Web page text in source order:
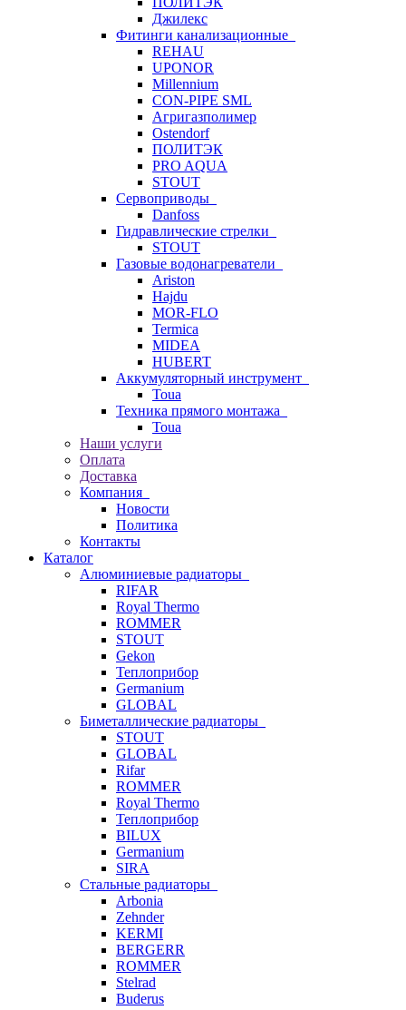
Джилекс
Фитинги канализационные
REHAU
UPONOR
Millennium
CON-PIPE SML
Агригазполимер
Ostendorf
ПОЛИТЭК
PRO AQUA
STOUT
Сервоприводы
Danfoss
Гидравлические стрелки
STOUT
Газовые водонагреватели
Ariston
Hajdu
MOR-FLO
Termica
MIDEA
HUBERT
Аккумуляторный инструмент
Toua
Техника прямого монтажа
Toua
Наши услуги
Оплата
Доставка
Компания
Новости
Политика
Контакты
Каталог
Алюминиевые радиаторы
RIFAR
Royal Thermo
ROMMER
STOUT
Gekon
Теплоприбор
Germanium
GLOBAL
Биметаллические радиаторы
STOUT
GLOBAL
Rifar
ROMMER
Royal Thermo
Теплоприбор
BILUX
Germanium
SIRA
Стальные радиаторы
Arbonia
Zehnder
KERMI
BERGERR
ROMMER
Stelrad
Buderus